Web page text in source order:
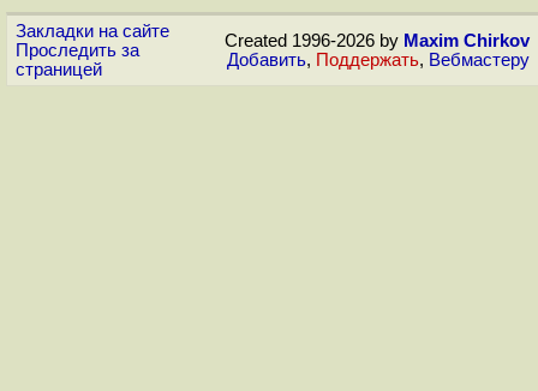
Закладки на сайте
Проследить за
страницей
Created 1996-2026 by Maxim Chirkov
Добавить, Поддержать, Вебмастеру